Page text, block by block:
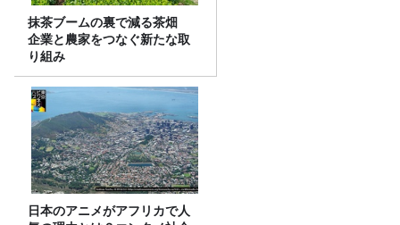
抹茶ブームの裏で減る茶畑
企業と農家をつなぐ新たな取
り組み
日本のアニメがアフリカで人